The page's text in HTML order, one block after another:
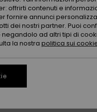
offrirti contenuti e
fornire annunci
dei nostri partner. Puoi
negandolo ad altri tipi di
la nostra politica sui